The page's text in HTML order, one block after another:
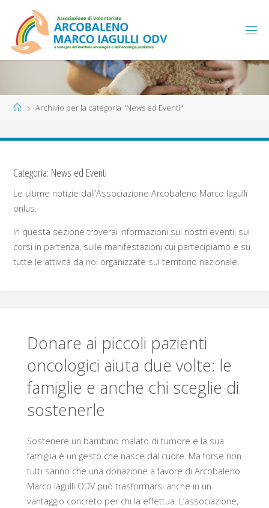
contenuto
HomeArchivio per la categoria "News ed Eventi"
Categoria: News ed Eventi
Le ultime notizie dall’Associazione Arcobaleno Marco Iagulli
onlus.
In questa sezione troverai informazioni sui nostri eventi, sui
corsi in partenza, sulle manifestazioni cui partecipiamo e su
tutte le attività da noi organizzate sul territorio nazionale.
Donare ai piccoli pazienti
oncologici aiuta due volte: le
famiglie e anche chi sceglie di
sostenerle
Sostenere un bambino malato di tumore e la sua
famiglia è un gesto che nasce dal cuore. Ma forse non
tutti sanno che una donazione a favore di Arcobaleno
Marco Iagulli ODV può trasformarsi anche in un
vantaggio concreto per chi la effettua. L’associazione,